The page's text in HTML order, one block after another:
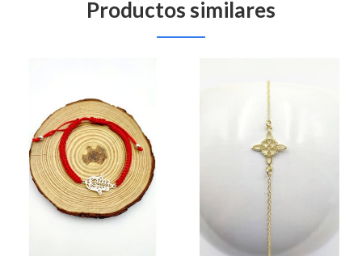
Productos similares